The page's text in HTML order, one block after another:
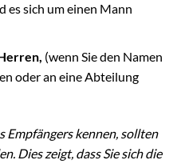
es sich um einen Mann
(wenn Sie den Namen
oder an eine Abteilung
Empfängers kennen, sollten
Dies zeigt, dass Sie sich die